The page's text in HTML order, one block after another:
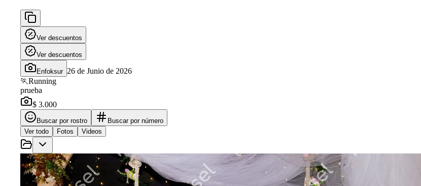
Ver descuentos
Ver descuentos
Enfoksur 26 de Junio de 2026
🏃Running
prueba
$ 3.000
Buscar por rostro
Buscar por número
Ver todo
Fotos Videos